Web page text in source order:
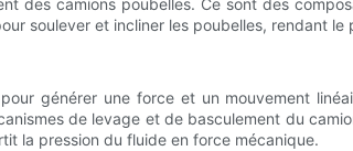
des camions poubelles. Ce sont des
soulever et incliner les poubelles, rendant
générer une force et un mouvement
de levage et de basculement du
la pression du fluide en force mécanique.